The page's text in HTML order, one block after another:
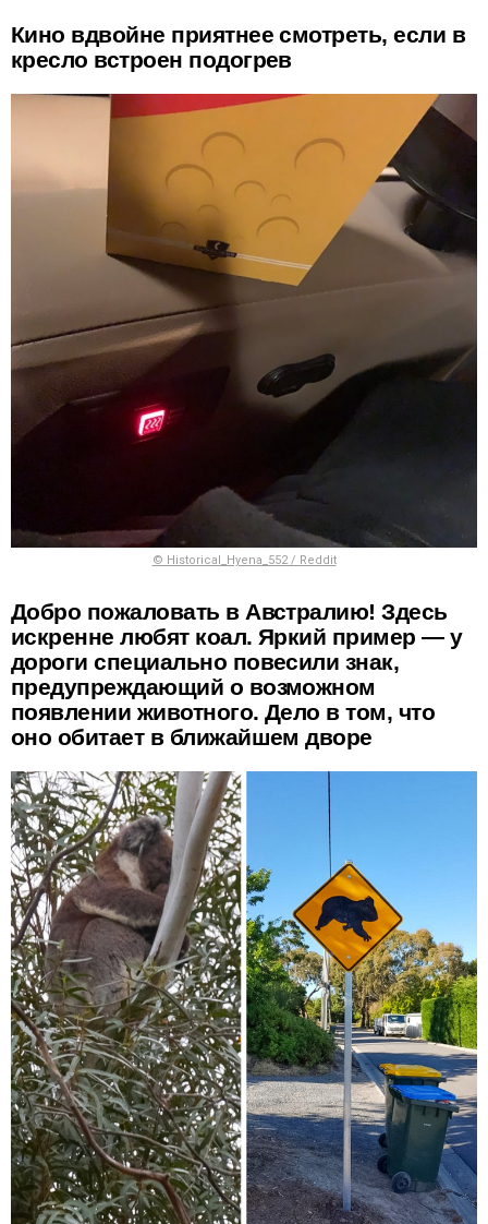
Кино вдвойне приятнее смотреть, если в
кресло встроен подогрев
© Historical_Hyena_552 / Reddit
Добро пожаловать в Австралию! Здесь
искренне любят коал. Яркий пример — у
дороги специально повесили знак,
предупреждающий о возможном
появлении животного. Дело в том, что
оно обитает в ближайшем дворе